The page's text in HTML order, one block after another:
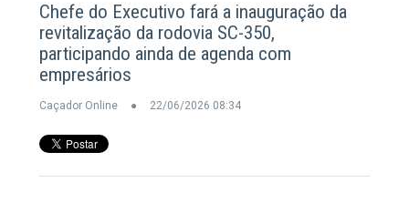
Chefe do Executivo fará a inauguração da
revitalização da rodovia SC-350,
participando ainda de agenda com
empresários
Caçador Online 22/06/2026 08:34